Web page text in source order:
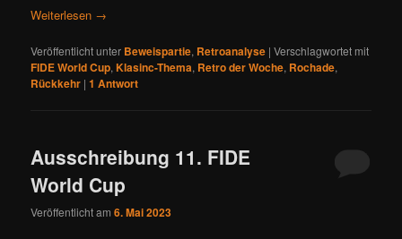
Weiterlesen →
Veröffentlicht unter Beweispartie, Retroanalyse |Verschlagwortet mit
FIDE World Cup,Klasinc-Thema, Retro der Woche, Rochade,
Rückkehr |1 Antwort
Ausschreibung 11. FIDE
World Cup
Veröffentlicht am6. Mai 2023